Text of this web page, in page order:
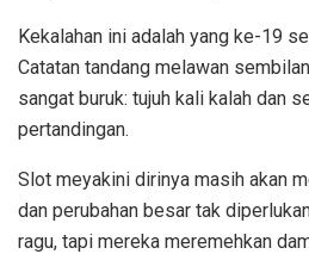
Kekalahan ini adalah yang ke-19
Catatan tandang melawan
sangat buruk: tujuh kali kalah dan
pertandingan.
Slot meyakini dirinya masih akan
dan perubahan besar tak
ragu, tapi mereka meremehkan